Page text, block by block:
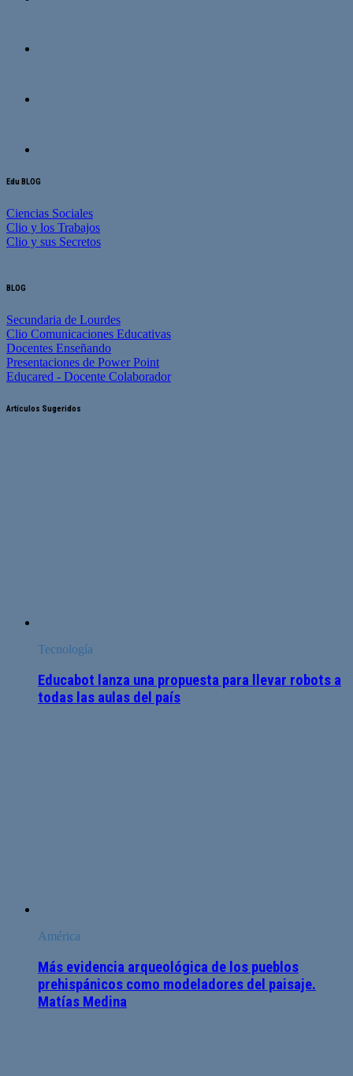
Edu BLOG
Ciencias Sociales
Clio y los Trabajos
Clio y sus Secretos
BLOG
Secundaria de Lourdes
Clio Comunicaciones Educativas
Docentes Enseñando
Presentaciones de Power Point
Educared - Docente Colaborador
Artículos Sugeridos
Tecnología
Educabot lanza una propuesta para llevar robots a
todas las aulas del país
América
Más evidencia arqueológica de los pueblos
prehispánicos como modeladores del paisaje.
Matías Medina